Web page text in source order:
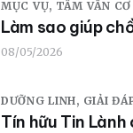
MỤC VỤ, TÂM VẤN
Làm sao giúp
08/05/2026
DƯỠNG LINH, GIẢI
Tín hữu Tin